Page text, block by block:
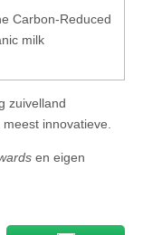
Carbon-Reduced
milk
zuivelland
innovatieve.
en eigen